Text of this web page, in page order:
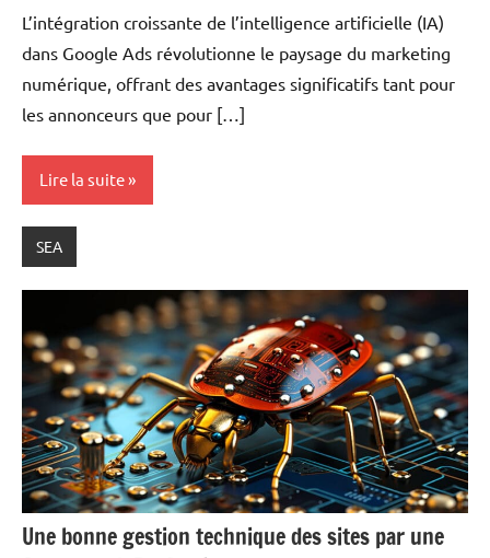
L’intégration croissante de l’intelligence artificielle (IA)
dans Google Ads révolutionne le paysage du marketing
numérique, offrant des avantages significatifs tant pour
les annonceurs que pour […]
Lire la suite
SEA
Une bonne gestion technique des sites par une